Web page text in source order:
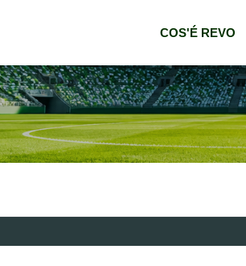
COS'É REVO